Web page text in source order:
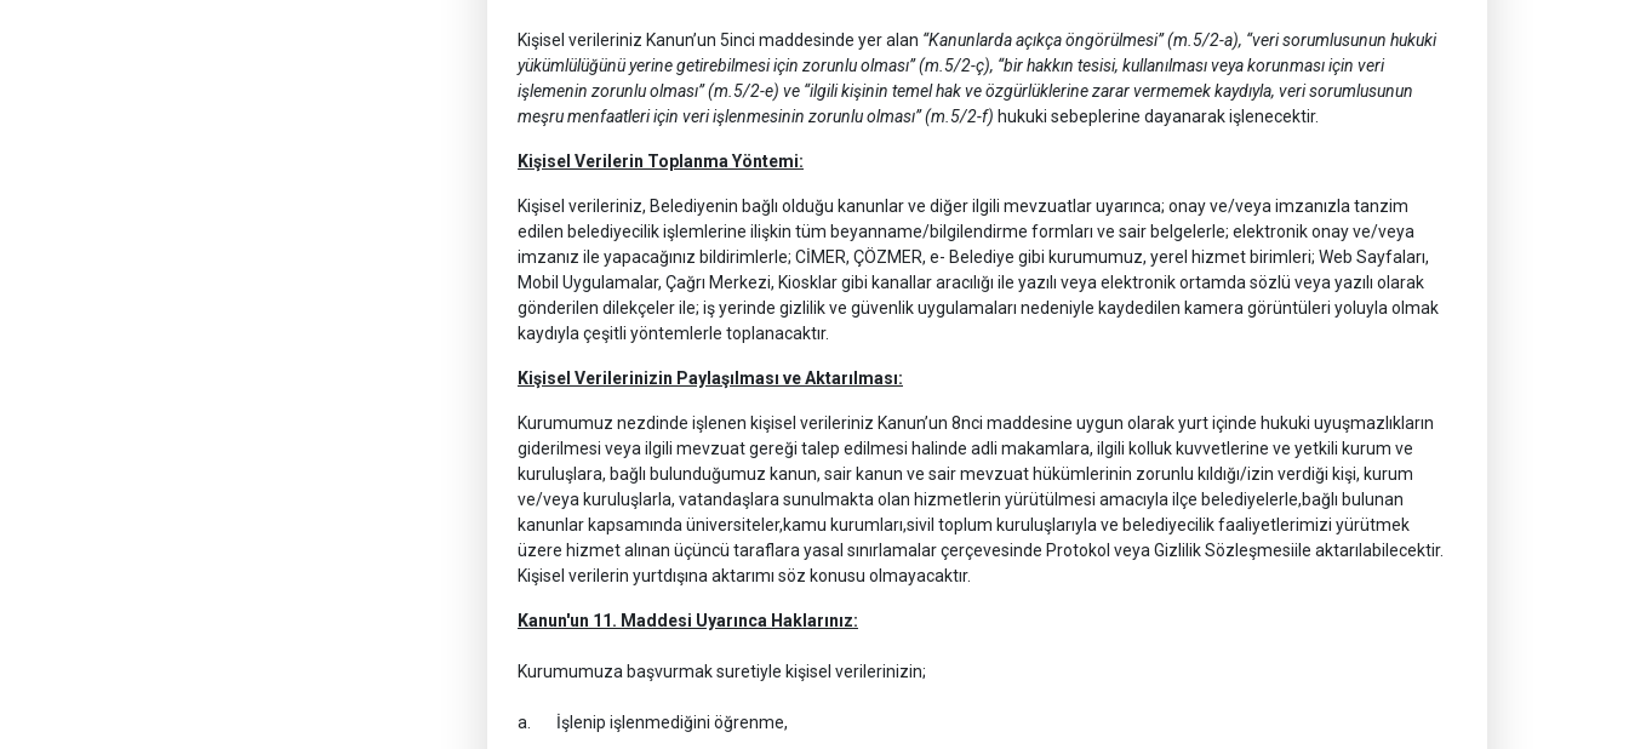
Kişisel verileriniz Kanun’un 5inci maddesinde yer alan “Kanunlarda açıkça öngörülmesi” (m.5/2-a), “veri sorumlusunun hukuki
yükümlülüğünü yerine getirebilmesi için zorunlu olması” (m.5/2-ç), “bir hakkın tesisi, kullanılması veya korunması için veri
işlemenin zorunlu olması” (m.5/2-e) ve “ilgili kişinin temel hak ve özgürlüklerine zarar vermemek kaydıyla, veri sorumlusunun
meşru menfaatleri için veri işlenmesinin zorunlu olması” (m.5/2-f) hukuki sebeplerine dayanarak işlenecektir.
Kişisel Verilerin Toplanma Yöntemi:
Kişisel verileriniz, Belediyenin bağlı olduğu kanunlar ve diğer ilgili mevzuatlar uyarınca; onay ve/veya imzanızla tanzim
edilen belediyecilik işlemlerine ilişkin tüm beyanname/bilgilendirme formları ve sair belgelerle; elektronik onay ve/veya
imzanız ile yapacağınız bildirimlerle; CİMER, ÇÖZMER, e- Belediye gibi kurumumuz, yerel hizmet birimleri; Web Sayfaları,
Mobil Uygulamalar, Çağrı Merkezi, Kiosklar gibi kanallar aracılığı ile yazılı veya elektronik ortamda sözlü veya yazılı olarak
gönderilen dilekçeler ile; iş yerinde gizlilik ve güvenlik uygulamaları nedeniyle kaydedilen kamera görüntüleri yoluyla olmak
kaydıyla çeşitli yöntemlerle toplanacaktır.
Kişisel Verilerinizin Paylaşılması ve Aktarılması:
Kurumumuz nezdinde işlenen kişisel verileriniz Kanun’un 8nci maddesine uygun olarak yurt içinde hukuki uyuşmazlıkların
giderilmesi veya ilgili mevzuat gereği talep edilmesi halinde adli makamlara, ilgili kolluk kuvvetlerine ve yetkili kurum ve
kuruluşlara, bağlı bulunduğumuz kanun, sair kanun ve sair mevzuat hükümlerinin zorunlu kıldığı/izin verdiği kişi, kurum
ve/veya kuruluşlarla, vatandaşlara sunulmakta olan hizmetlerin yürütülmesi amacıyla ilçe belediyelerle,bağlı bulunan
kanunlar kapsamında üniversiteler,kamu kurumları,sivil toplum kuruluşlarıyla ve belediyecilik faaliyetlerimizi yürütmek
üzere hizmet alınan üçüncü taraflara yasal sınırlamalar çerçevesinde Protokol veya Gizlilik Sözleşmesiile aktarılabilecektir.
Kişisel verilerin yurtdışına aktarımı söz konusu olmayacaktır.
Kanun'un 11. Maddesi Uyarınca Haklarınız:
Kurumumuza başvurmak suretiyle kişisel verilerinizin;
a. İşlenip işlenmediğini öğrenme,